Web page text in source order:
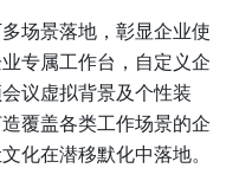
场景落地，彰显企业使
专属工作台，自定义企
议虚拟背景及个性装
覆盖各类工作场景的企
化在潜移默化中落地。